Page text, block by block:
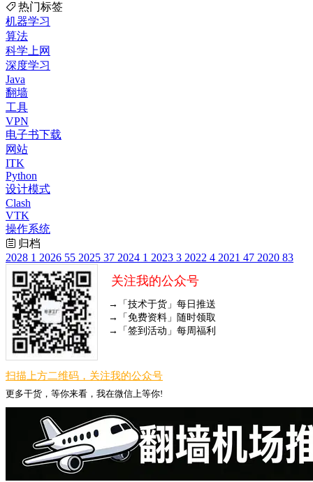
热门标签
机器学习
算法
科学上网
深度学习
Java
翻墙
工具
VPN
电子书下载
网站
ITK
Python
设计模式
Clash
VTK
操作系统
归档
2028 1 2026 55 2025 37 2024 1 2023 3 2022 4 2021 47 2020 83
关注我的公众号
→「技术于货」每日推送
→「免费资料」随时领取
→「签到活动」每周福利
扫描上方二维码，关注我的公众号
更多干货，等你来看，我在微信上等你!